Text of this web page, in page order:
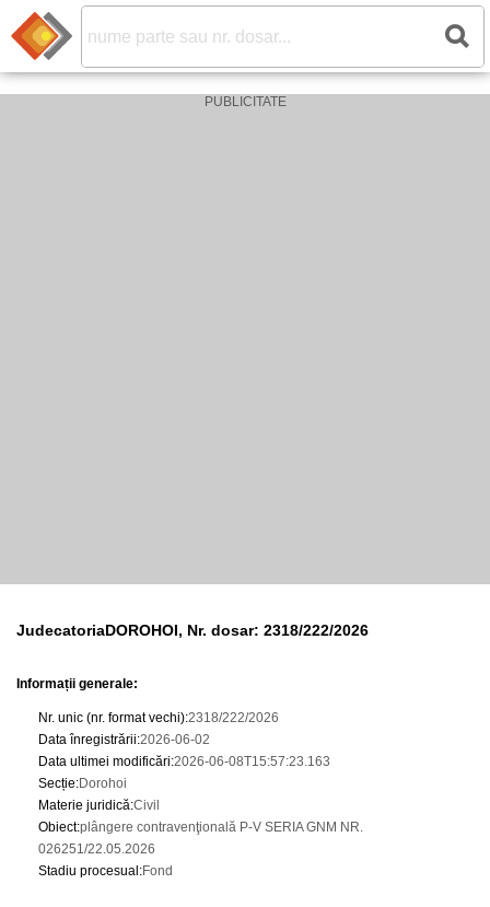
JudecatoriaDOROHOI, Nr. dosar: 2318/222/2026
Informații generale:
Nr. unic (nr. format vechi):2318/222/2026
Data înregistrării:2026-06-02
Data ultimei modificări:2026-06-08T15:57:23.163
Secție:Dorohoi
Materie juridică:Civil
Obiect:plângere contravenţională P-V SERIA GNM NR.
026251/22.05.2026
Stadiu procesual :Fond